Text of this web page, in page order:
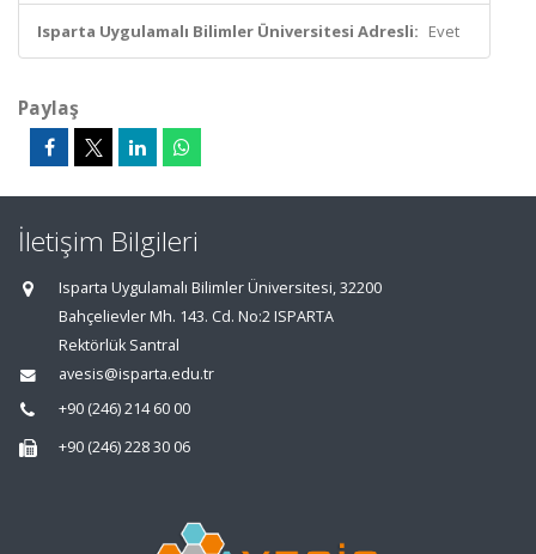
Isparta Uygulamalı Bilimler Üniversitesi Adresli: Evet
Paylaş
İletişim Bilgileri
Isparta Uygulamalı Bilimler Üniversitesi, 32200
Bahçelievler Mh. 143. Cd. No:2 ISPARTA
Rektörlük Santral
avesis@isparta.edu.tr
+90 (246) 214 60 00
+90 (246) 228 30 06